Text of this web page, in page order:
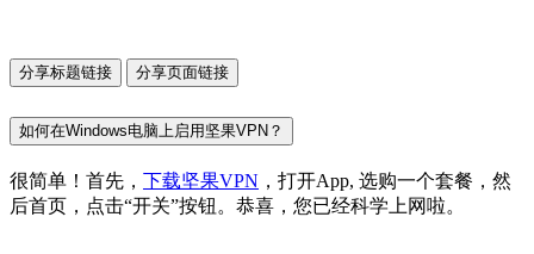
分享标题链接 分享页面链接
如何在Windows电脑上启用坚果VPN？
很简单！首先， 下载坚果VPN ，打开App, 选购一个套餐，然
后首页，点击“开关”按钮。恭喜，您已经科学上网啦。